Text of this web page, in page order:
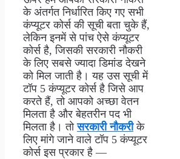
के अंतर्गत निर्धारित किए गए सभी
कंप्यूटर कोर्स की सूची बता चुके हैं,
लेकिन इनमें से पांच ऐसे कंप्यूटर
कोर्स है, जिसकी सरकारी नौकरी
के लिए सबसे ज्यादा डिमांड देखने
को मिल जाती है। यह उस सूची में
टॉप 5 कंप्यूटर कोर्स है जिसे आप
करते हैं, तो आपको अच्छा वेतन
मिलता है और बेहतरीन पद भी
मिलता है। तोसरकारी नौकरीके
लिए मांगे जाने वाले टॉप 5 कंप्यूटर
कोर्स इस प्रकार है —